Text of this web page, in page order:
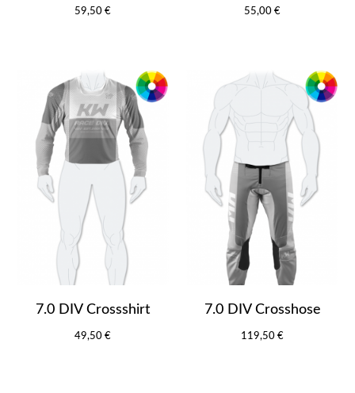
59,50 € 55,00 €
7.0 DIV Crossshirt
49,50 €
7.0 DIV Crosshose
119,50 €